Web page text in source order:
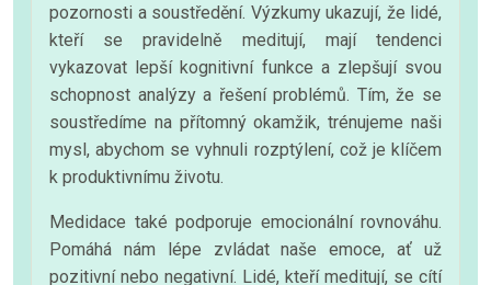
pozornosti a soustředění. Výzkumy ukazují, že lidé,
kteří se pravidelně meditují, mají tendenci
vykazovat lepší kognitivní funkce a zlepšují svou
schopnost analýzy a řešení problémů. Tím, že se
soustředíme na přítomný okamžik, trénujeme naši
mysl, abychom se vyhnuli rozptýlení, což je klíčem
k produktivnímu životu.
Medidace také podporuje emocionální rovnováhu.
Pomáhá nám lépe zvládat naše emoce, ať už
pozitivní nebo negativní. Lidé, kteří meditují, se cítí